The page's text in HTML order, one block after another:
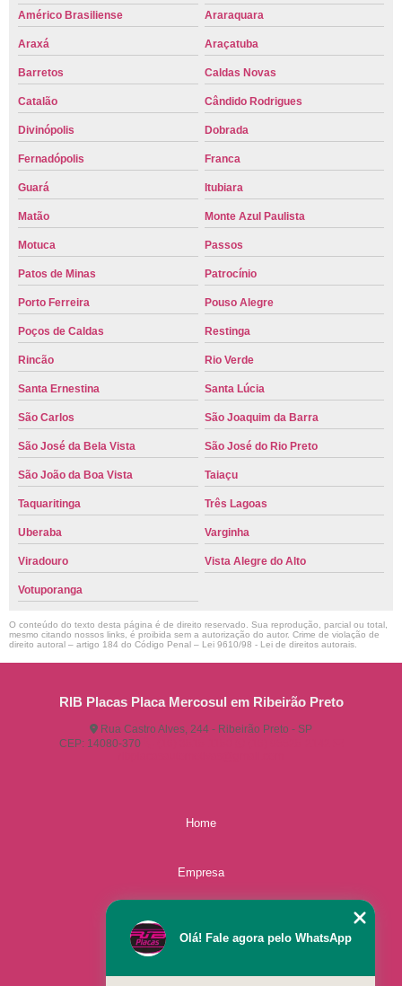
Américo Brasiliense
Araraquara
Araxá Araçatuba
Barretos Caldas Novas
Catalão Cândido Rodrigues
Divinópolis Dobrada
Fernadópolis Franca
Guará Itubiara
Matão Monte Azul Paulista
Motuca Passos
Patos de Minas Patrocínio
Porto Ferreira Pouso Alegre
Poços de Caldas Restinga
Rincão Rio Verde
Santa Ernestina Santa Lúcia
São Carlos São Joaquim da Barra
São José da Bela Vista São José do Rio Preto
São João da Boa Vista Taiaçu
Taquaritinga Três Lagoas
Uberaba Varginha
Viradouro Vista Alegre do Alto
Votuporanga
O conteúdo do texto desta página é de direito reservado. Sua reprodução, parcial ou total,
mesmo citando nossos links, é proibida sem a autorização do autor. Crime de violação de
direito autoral – artigo 184 do Código Penal – Lei 9610/98 - Lei de direitos autorais
RIB Placas Placa Mercosul em Ribeirão Preto
Rua Castro Alves, 244 - Ribeirão Preto - SP
CEP: 14080-370
Home
Empresa
Olá! Fale agora pelo WhatsApp